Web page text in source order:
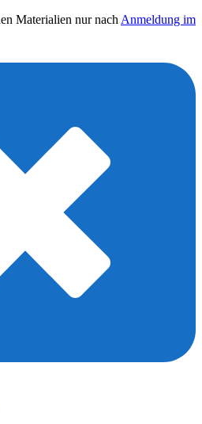
Materialien nur nach Anmeldung im